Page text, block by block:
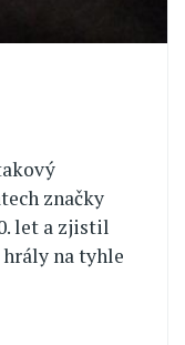
značky
let a zjistil
na tyhle